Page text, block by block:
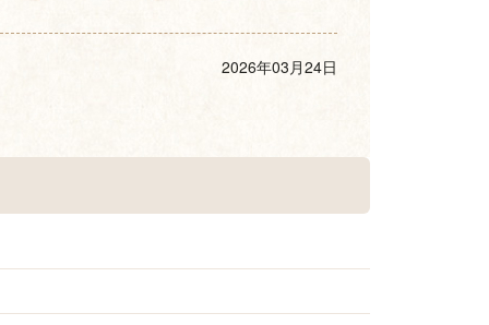
2026年03月24日